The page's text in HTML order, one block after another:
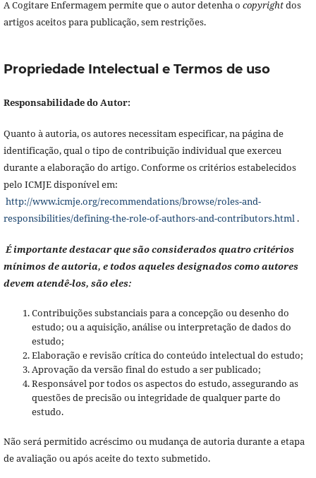
A Cogitare Enfermagem permite que o autor detenha o copyrightdos
artigos aceitos para publicação, sem restrições.
Propriedade Intelectual e Termos de uso
Responsabilidade do Autor:
Quanto à autoria, os autores necessitam especificar, na página de
identificação, qual o tipo de contribuição individual que exerceu
durante a elaboração do artigo. Conforme os critérios estabelecidos
pelo ICMJE disponível em:
http://www.icmje.org/recommendations/browse/roles-and-
responsibilities/defining-the-role-of-authors-and-contributors.html.
É importante destacar que são considerados quatro critérios
mínimos de autoria, e todos aqueles designados como autores
devem atendê-los, são eles:
Contribuições substanciais para a concepção ou desenho do
estudo; ou a aquisição, análise ou interpretação de dados do
estudo;
Elaboração e revisão crítica do conteúdo intelectual do estudo;
Aprovação da versão final do estudo a ser publicado;
Responsável por todos os aspectos do estudo, assegurando as
questões de precisão ou integridade de qualquer parte do
estudo.
Não será permitido acréscimo ou mudança de autoria durante a etapa
de avaliação ou após aceite do texto submetido.